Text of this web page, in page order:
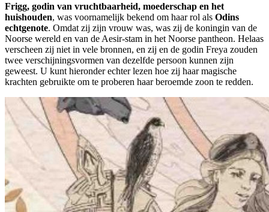
Frigg, godin van vruchtbaarheid, moederschap en het
huishouden, was voornamelijk bekend om haar rol als Odins
echtgenote. Omdat zij zijn vrouw was, was zij de koningin van de
Noorse wereld en van de Aesir-stam in het Noorse pantheon. Helaas
verscheen zij niet in vele bronnen, en zij en de godin Freya zouden
twee verschijningsvormen van dezelfde persoon kunnen zijn
geweest. U kunt hieronder echter lezen hoe zij haar magische
krachten gebruikte om te proberen haar beroemde zoon te redden.